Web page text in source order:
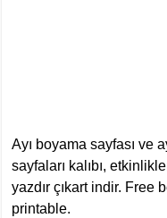
Ayı boyama sayfası ve
sayfaları kalıbı,
yazdır çıkart indir. Free
printable.